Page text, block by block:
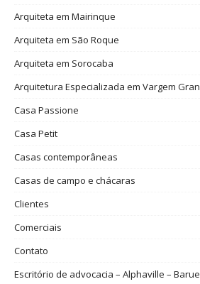
Arquiteta em Mairinque
Arquiteta em São Roque
Arquiteta em Sorocaba
Arquitetura Especializada em Vargem
Casa Passione
Casa Petit
Casas contemporâneas
Casas de campo e chácaras
Clientes
Comerciais
Contato
Escritório de advocacia – Alphaville –